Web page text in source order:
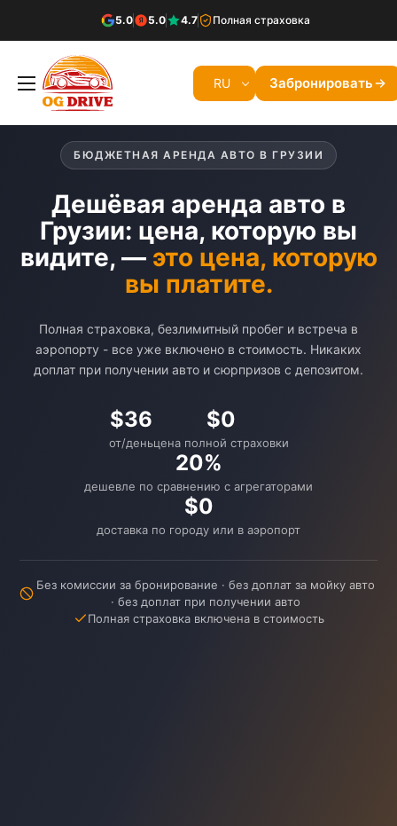
5.0 5.0 4.7 Полная страховка
RU Забронировать
БЮДЖЕТНАЯ АРЕНДА АВТО В ГРУЗИИ
Дешёвая аренда авто в
Грузии: цена, которую вы
видите, — это цена, которую
вы платите.
Полная страховка, безлимитный пробег и встреча в
аэропорту - все уже включено в стоимость. Никаких
доплат при получении авто и сюрпризов с депозитом.
$36
от/день
$0
цена полной страховки
20%
дешевле по сравнению с агрегаторами
$0
доставка по городу или в аэропорт
Без комиссии за бронирование · без доплат за мойку авто
· без доплат при получении авто
Полная страховка включена в стоимость